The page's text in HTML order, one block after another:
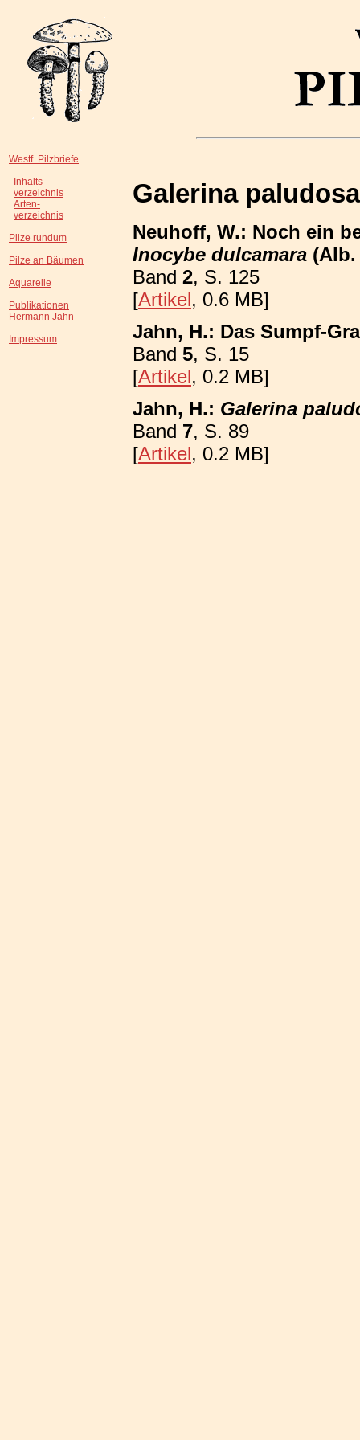
Westf. Pilzbriefe
Inhalts-
verzeichnis
Arten-
verzeichnis
Pilze rundum
Pilze an Bäumen
Aquarelle
Publikationen
Hermann Jahn
Impressum
Galerina paludosa
Neuhoff, W.: Noch ein
Inocybe dulcamara (Alb.
Band 2, S. 125
[Artikel, 0.6 MB]
Jahn, H.: Das Sumpf-
Band 5, S. 15
[Artikel, 0.2 MB]
Jahn, H.: Galerina
Band 7, S. 89
[Artikel, 0.2 MB]